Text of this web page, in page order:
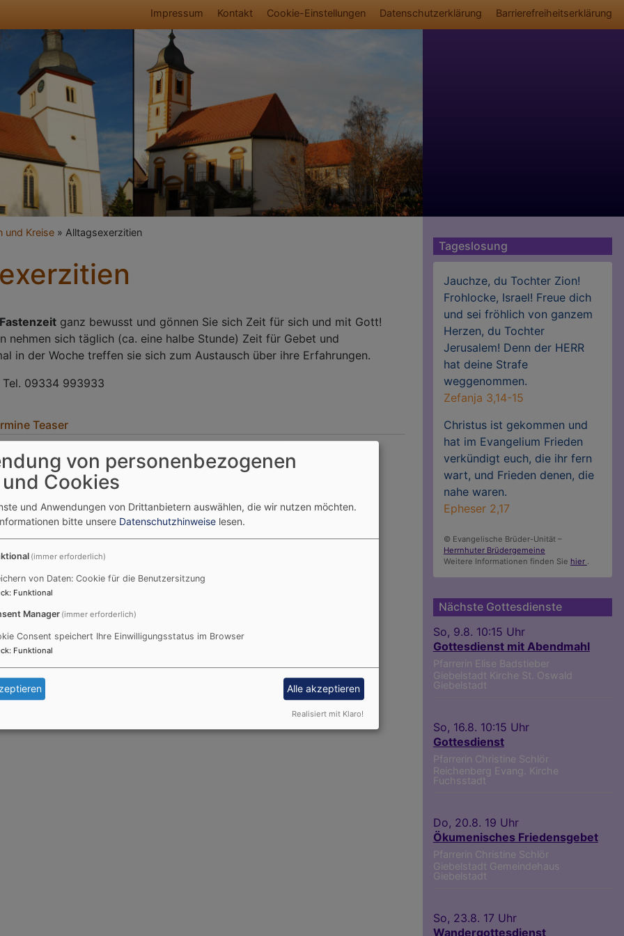
Fußbereichsmenü
Impressum Kontakt Cookie-Einstellungen Datenschutzerklärung Barrierefreiheitserklärung
und Kreise Alltagsexerzitien
Fastenzeit ganz bewusst und gönnen Sie sich Zeit für sich und mit Gott!
nehmen sich täglich (ca. eine halbe Stunde) Zeit für Gebet und
in der Woche treffen sie sich zum Austausch über ihre Erfahrungen.
09334 993933
Teaser
Tageslosung
Jauchze, du Tochter Zion!
Frohlocke, Israel! Freue dich
und sei fröhlich von ganzem
Herzen, du Tochter
Jerusalem! Denn der HERR
hat deine Strafe
weggenommen.
Zefanja 3,14-15
Christus ist gekommen und
hat im Evangelium Frieden
verkündigt euch, die ihr fern
wart, und Frieden denen, die
nahe waren.
Epheser 2,17
© Evangelische Brüder-Unität –
Herrnhuter Brüdergemeine
Weitere Informationen finden Sie hier .
Nächste Gottesdienste
So, 9.8. 10:15 Uhr
Gottesdienst mit Abendmahl
Pfarrerin Elise Badstieber
Giebelstadt Kirche St. Oswald
Giebelstadt
So, 16.8. 10:15 Uhr
Gottesdienst
Pfarrerin Christine Schlör
Reichenberg Evang. Kirche
Fuchsstadt
Do, 20.8. 19 Uhr
Ökumenisches Friedensgebet
Pfarrerin Christine Schlör
Giebelstadt Gemeindehaus
Giebelstadt
So, 23.8. 17 Uhr
Wandergottesdienst
von personenbezogenen
Cookies
und Anwendungen von Drittanbietern auswählen, die wir nutzen möchten.
bitte unsere Datenschutzhinweise lesen.
(immer erforderlich)
von Daten: Cookie für die Benutzersitzung
: Funktional
Manager (immer erforderlich)
Consent speichert Ihre Einwilligungsstatus im Browser
: Funktional
Alle akzeptieren
Realisiert mit Klaro!